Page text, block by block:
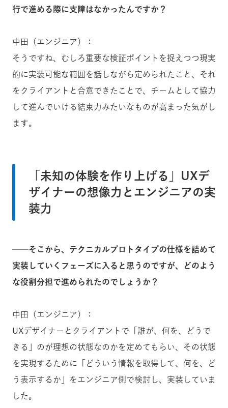
行で進める際に支障はなかったんですか？
中田（エンジニア）：
そうですね、むしろ重要な検証ポイントを捉えつつ現実
的に実装可能な範囲を話しながら定められたこと、それ
をクライアントと合意できたことで、チームとして協力
して進んでいける結束力みたいなものが高まった気がし
ます。
「未知の体験を作り上げる」UXデ
ザイナーの想像力とエンジニアの実
装力
──そこから、テクニカルプロトタイプの仕様を詰めて
実装していくフェーズに入ると思うのですが、どのよう
な役割分担で進められたのでしょうか？
中田（エンジニア）：
UXデザイナーとクライアントで「誰が、何を、どうで
きる」のが理想の状態なのかを定めてもらい、その状態
を実現するために「どういう情報を取得して、何を、ど
う表示するか」をエンジニア側で検討し、実装していま
した。